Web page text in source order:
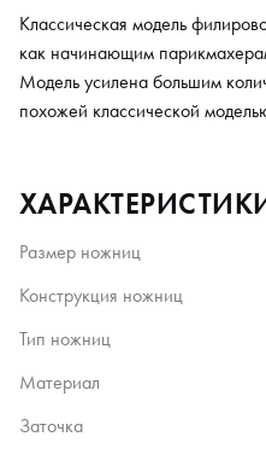
Классическая модель
как начинающим
Модель усилена большим
похожей классической
Размер ножниц
Конструкция ножниц
Тип ножниц
Материал
Заточка